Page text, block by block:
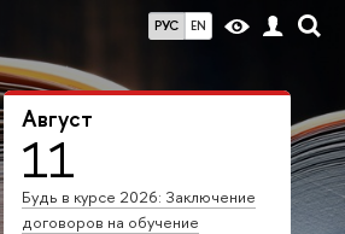
РУС EN
Август
11
Будь в курсе 2026: Заключение
договоров на обучение